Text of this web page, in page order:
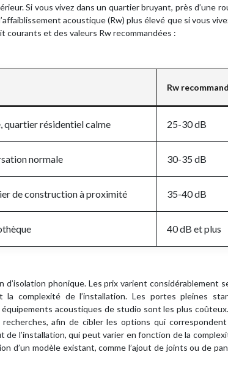
Si vous vivez dans un quartier bruyant, près d’une
acoustique (Rw) plus élevé que si vous
courants et des valeurs Rw recommandées :
Rw
quartier résidentiel calme 25-30 dB
normale 30-35 dB
de construction à proximité 35-40 dB
40 dB et plus
phonique. Les prix varient considérablement
complexité de l’installation. Les portes pleines
acoustiques de studio sont les plus
afin de cibler les options qui
de l’installation, qui peut varier en fonction de la
d’un modèle existant, comme l’ajout de joints ou de